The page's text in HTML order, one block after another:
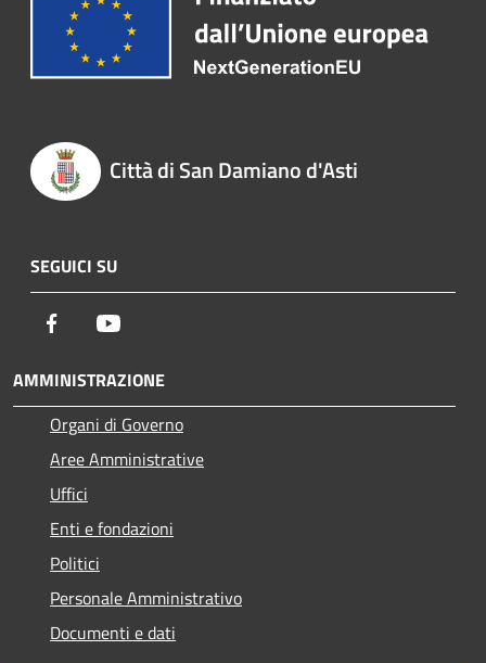
Città di San Damiano d'Asti
SEGUICI SU
Facebook
AMMINISTRAZIONE
Organi di Governo
Aree Amministrative
Uffici
Enti e fondazioni
Politici
Personale Amministrativo
Documenti e dati